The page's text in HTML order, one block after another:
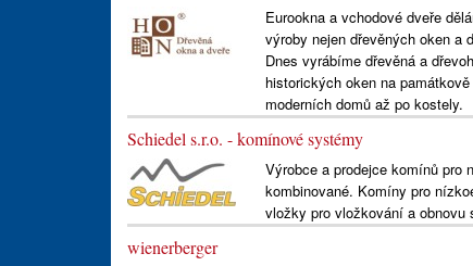
Eurookna a vchodové dveře
výroby nejen dřevěných oken a
Dnes vyrábíme dřevěná a
historických oken na
moderních domů až po kostely.
Schiedel s.r.o. - komínové systémy
Výrobce a prodejce komínů
kombinované. Komíny pro
vložky pro vložkování a
wienerberger